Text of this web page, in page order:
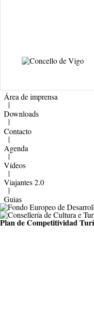
Área de imprensa
|
Downloads
|
Contacto
|
Agenda
|
Vídeos
|
Viajantes 2.0
|
Guias
Plan de Competitividad